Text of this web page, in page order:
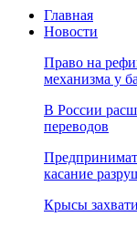
Главная
Новости
Право на
механизма у
В России
переводов
касание
Крысы